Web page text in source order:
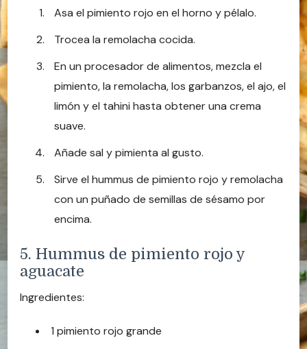
Asa el pimiento rojo en el horno y pélalo.
Trocea la remolacha cocida.
En un procesador de alimentos, mezcla el
pimiento, la remolacha, los garbanzos, el ajo, el
limón y el tahini hasta obtener una crema
suave.
Añade sal y pimienta al gusto.
Sirve el hummus de pimiento rojo y remolacha
con un puñado de semillas de sésamo por
encima.
5. Hummus de pimiento rojo y
aguacate
Ingredientes:
1 pimiento rojo grande